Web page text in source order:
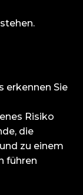
erkennen Sie
Risiko
die
zu einem
führen